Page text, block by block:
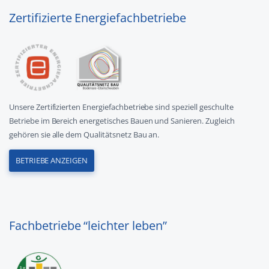
Zertifizierte Energiefachbetriebe
Unsere Zertifizierten Energiefachbetriebe sind speziell geschulte
Betriebe im Bereich energetisches Bauen und Sanieren. Zugleich
gehören sie alle dem Qualitätsnetz Bau an.
BETRIEBE ANZEIGEN
Fachbetriebe “leichter leben”